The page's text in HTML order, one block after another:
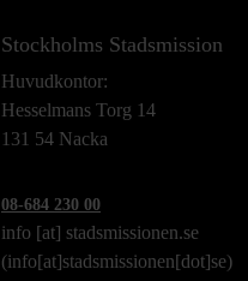
Stockholms Stadsmission
Huvudkontor:
Hesselmans Torg 14
131 54 Nacka
08-684 230 00
info [at] stadsmissionen.se
(info[at]stadsmissionen[dot]se)